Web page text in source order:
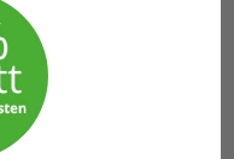
Respekt, als
harmlos“.